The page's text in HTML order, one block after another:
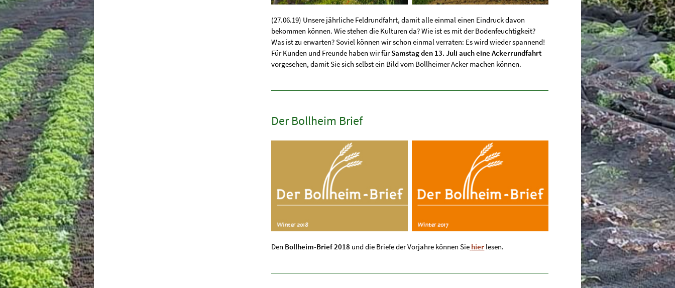
(27.06.19) Unsere jährliche Feldrundfahrt, damit alle einmal einen Eindruck davon
bekommen können. Wie stehen die Kulturen da? Wie ist es mit der Bodenfeuchtigkeit?
Was ist zu erwarten? Soviel können wir schon einmal verraten: Es wird wieder spannend!
Für Kunden und Freunde haben wir fürSamstag den 13. Juli auch eine Ackerrundfahrt
vorgesehen, damit Sie sich selbst ein Bild vom Bollheimer Acker machen können.
Der Bollheim Brief
Den Bollheim-Brief 2018 und die Briefe der Vorjahre können Sie hier lesen.